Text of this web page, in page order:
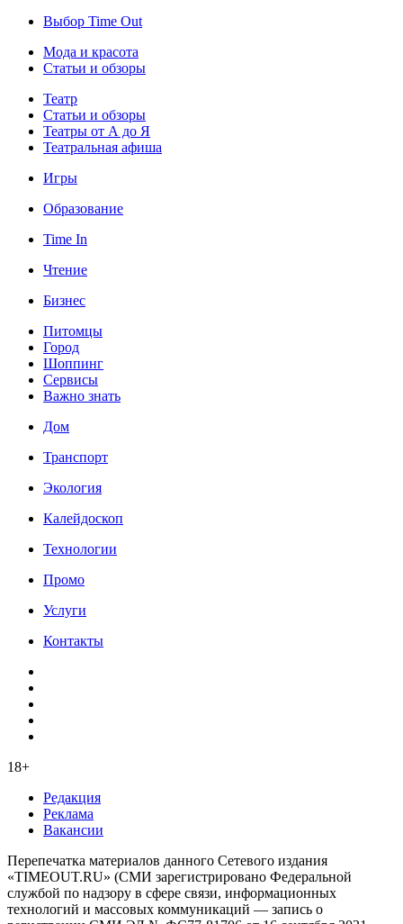
Выбор Time Out
Мода и красота
Статьи и обзоры
Театр
Статьи и обзоры
Театры от А до Я
Театральная афиша
Игры
Образование
Time In
Чтение
Бизнес
Питомцы
Город
Шоппинг
Сервисы
Важно знать
Дом
Транспорт
Экология
Калейдоскоп
Технологии
Промо
Услуги
Контакты
18+
Редакция
Реклама
Вакансии
Перепечатка материалов данного Сетевого издания
«TIMEOUT.RU» (СМИ зарегистрировано Федеральной
службой по надзору в сфере связи, информационных
технологий и массовых коммуникаций — запись о